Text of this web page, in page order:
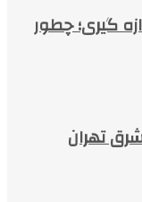
گیری؛ چطور
تهران